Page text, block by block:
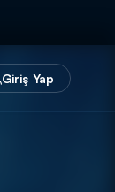
Giriş Yap